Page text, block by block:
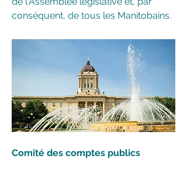
conséquent, de tous les Manitobains.
Comité des comptes publics